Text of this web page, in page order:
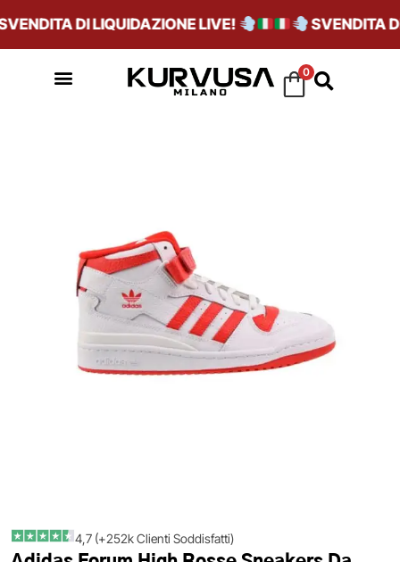
DI LIQUIDAZIONE LIVE! SVENDITA DI
0
4,7 (+252k Clienti Soddisfatti)